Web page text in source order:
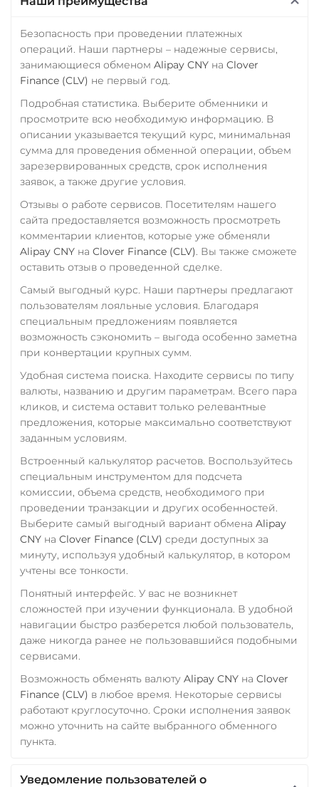
Промсвязьбанк RUB
ПУМБ UAH
Райффайзен
РНКБ RUB
Росбанк RUB
Россельхоз банк RUB
Русский Стандарт RUB
RUB KZT QR RUB
СБП RUB
Счет ИП/ООО
RUB USD EUR
Тинькофф
RUB QR RUB
Фридом Банк KZT
Центр Кредит KZT
Безопасность при проведении платежных
операций. Наши партнеры – надежные сервисы,
занимающиеся обменом Alipay CNY на Clover
Finance (CLV) не первый год.
Подробная статистика. Выберите обменники и
просмотрите всю необходимую информацию. В
описании указывается текущий курс, минимальная
сумма для проведения обменной операции, объем
зарезервированных средств, срок исполнения
заявок, а также другие условия.
Отзывы о работе сервисов. Посетителям нашего
сайта предоставляется возможность просмотреть
комментарии клиентов, которые уже обменяли
Alipay CNY на Clover Finance (CLV). Вы также сможете
оставить отзыв о проведенной сделке.
Самый выгодный курс. Наши партнеры предлагают
пользователям лояльные условия. Благодаря
специальным предложениям появляется
возможность сэкономить – выгода особенно заметна
при конвертации крупных сумм.
Удобная система поиска. Находите сервисы по типу
валюты, названию и другим параметрам. Всего пара
кликов, и система оставит только релевантные
предложения, которые максимально соответствуют
заданным условиям.
Встроенный калькулятор расчетов. Воспользуйтесь
специальным инструментом для подсчета
комиссии, объема средств, необходимого при
проведении транзакции и других особенностей.
Выберите самый выгодный вариант обмена Alipay
CNY на Clover Finance (CLV) среди доступных за
минуту, используя удобный калькулятор, в котором
учтены все тонкости.
Понятный интерфейс. У вас не возникнет
сложностей при изучении функционала. В удобной
навигации быстро разберется любой пользователь,
даже никогда ранее не пользовавшийся подобными
сервисами.
Возможность обменять валюту Alipay CNY на Clover
Finance (CLV) в любое время. Некоторые сервисы
работают круглосуточно. Сроки исполнения заявок
можно уточнить на сайте выбранного обменного
пункта.
Уведомление пользователей о